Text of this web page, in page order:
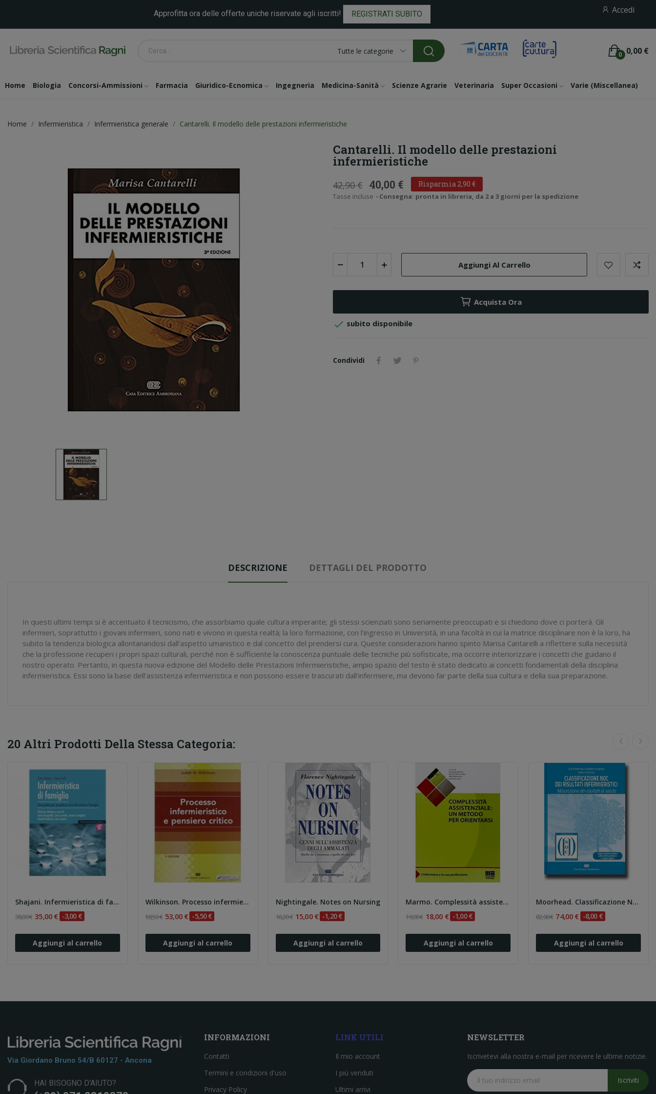
Approfitta ora delle offerte uniche riservate agli iscritti! REGISTRATI SUBITO Accedi
Tutte le categorie 0,00 €
0
Home Biologia Concorsi-Ammissioni Farmacia Giuridico-Ecnomica Ingegneria Medicina-Sanità Scienze Agrarie Veterinaria Super Occasioni Varie (miscellanea)
Home Infermieristica Infermieristica generale Cantarelli. Il modello delle prestazioni infermieristiche
Cantarelli. Il modello delle prestazioni
infermieristiche
42,90 € 40,00 € Risparmia 2,90 €
Tasse incluse Consegna: pronta in libreria, da 2 a 3 giorni per la spedizione
Aggiungi Al Carrello
Acquista Ora
 subito disponibile
Condividi
DESCRIZIONE DETTAGLI DEL PRODOTTO
In questi ultimi tempi si è accentuato il tecnicismo, che assorbiamo quale cultura imperante; gli stessi scienziati sono seriamente preoccupati e si chiedono dove ci porterà. Gli
infermieri, soprattutto i giovani infermieri, sono nati e vivono in questa realtà; la loro formazione, con l'ingresso in Università, in una facoltà in cui la matrice disciplinare non è la loro, ha
subito la tendenza biologica allontanandosi dall'aspetto umanistico e dal concetto del prendersi cura. Queste considerazioni hanno spinto Marisa Cantarelli a riflettere sulla necessità
che la professione recuperi i propri spazi culturali, perché non è sufficiente la conoscenza puntuale delle tecniche più sofisticate, ma occorre interiorizzare i concetti che guidano il
nostro operato. Pertanto, in questa nuova edizione del Modello delle Prestazioni Infermieristiche, ampio spazio del testo è stato dedicato ai concetti fondamentali della disciplina
infermieristica. Essi sono la base dell'assistenza infermieristica e non possono essere trascurati dall'infermiere, ma devono far parte della sua cultura e della sua preparazione.
20 Altri Prodotti Della Stessa Categoria:
Shajani. Infermieristica di famiglia. Una guida...
38,00 € 35,00 € -3,00 €
Aggiungi al carrello
Wilkinson. Processo infermieristico e pensiero...
58,50 € 53,00 € -5,50 €
Aggiungi al carrello
Nightingale. Notes on Nursing
16,20 € 15,00 € -1,20 €
Aggiungi al carrello
Marmo. Complessità assistenziale. Un metodo per...
19,00 € 18,00 € -1,00 €
Aggiungi al carrello
Moorhead. Classificazione NOC dei risultati...
82,00 € 74,00 € -8,00 €
Aggiungi al carrello
Via Giordano Bruno 54/b 60127 - Ancona
HAI BISOGNO D'AIUTO?
INFORMAZIONI
Contatti
Termini e condizioni d'uso
Privacy Policy
LINK UTILI
Il mio account
I più venduti
Ultimi arrivi
NEWSLETTER
Iscrivetevi alla nostra e-mail per ricevere le ultime notizie.
Iscriviti